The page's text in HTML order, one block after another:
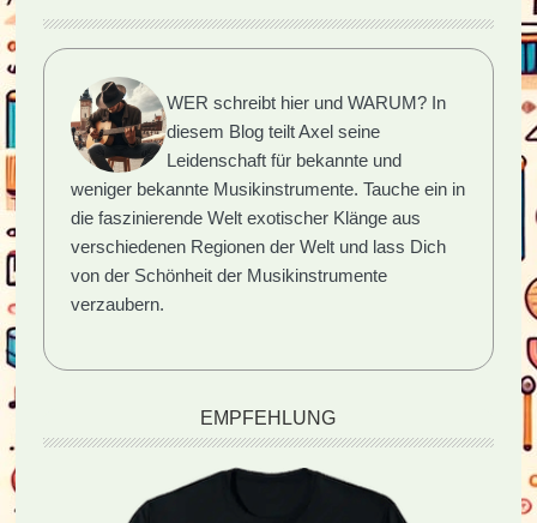
WER schreibt hier und WARUM? In
diesem Blog teilt Axel seine
Leidenschaft für bekannte und
weniger bekannte Musikinstrumente. Tauche ein in
die faszinierende Welt exotischer Klänge aus
verschiedenen Regionen der Welt und lass Dich
von der Schönheit der Musikinstrumente
verzaubern.
EMPFEHLUNG